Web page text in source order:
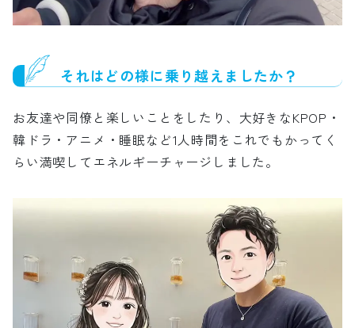
それはどの様に乗り越えましたか？
お友達や同僚と楽しいことをしたり、大好きなKPOP・
韓ドラ・アニメ・睡眠など1人時間をこれでもかってく
らい満喫してエネルギーチャージしました。